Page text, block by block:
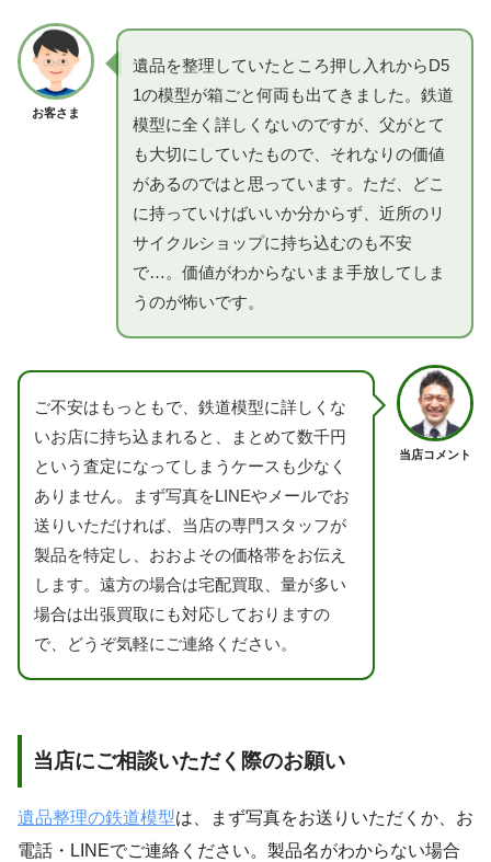
お客さま
遺品を整理していたところ押し入れからD5
1の模型が箱ごと何両も出てきました。鉄道
模型に全く詳しくないのですが、父がとて
も大切にしていたもので、それなりの価値
があるのではと思っています。ただ、どこ
に持っていけばいいか分からず、近所のリ
サイクルショップに持ち込むのも不安
で…。価値がわからないまま手放してしま
うのが怖いです。
当店コメント
ご不安はもっともで、鉄道模型に詳しくな
いお店に持ち込まれると、まとめて数千円
という査定になってしまうケースも少なく
ありません。まず写真をLINEやメールでお
送りいただければ、当店の専門スタッフが
製品を特定し、おおよその価格帯をお伝え
します。遠方の場合は宅配買取、量が多い
場合は出張買取にも対応しておりますの
で、どうぞ気軽にご連絡ください。
当店にご相談いただく際のお願い
遺品整理の鉄道模型は、まず写真をお送りいただくか、お
電話・LINEでご連絡ください。製品名がわからない場合